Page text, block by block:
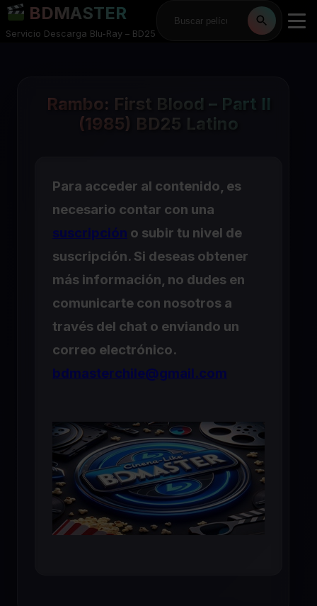
BDMASTER
Servicio Descarga Blu-Ray – BD25
Rambo: First Blood – Part II
(1985) BD25 Latino
Para acceder al contenido, es
necesario contar con una
suscripción o subir tu nivel de
suscripción. Si deseas obtener
más información, no dudes en
comunicarte con nosotros a
través del chat o enviando un
correo electrónico.
bdmasterchile@gmail.com